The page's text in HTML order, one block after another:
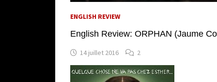
ENGLISH REVIEW
English Review: ORPHAN (Jaume
14 juillet 2016 2